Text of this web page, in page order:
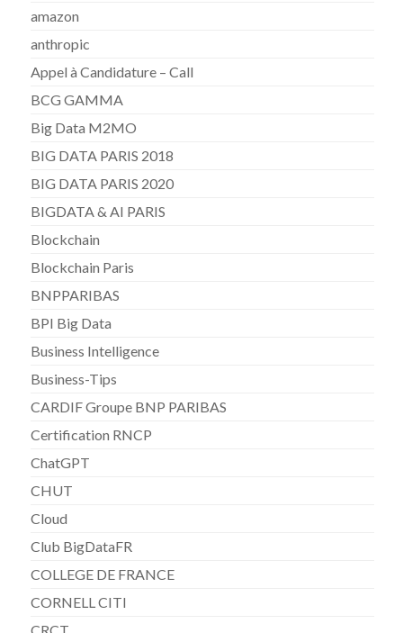
amazon
anthropic
Appel à Candidature – Call
BCG GAMMA
Big Data M2MO
BIG DATA PARIS 2018
BIG DATA PARIS 2020
BIGDATA & AI PARIS
Blockchain
Blockchain Paris
BNPPARIBAS
BPI Big Data
Business Intelligence
Business-Tips
CARDIF Groupe BNP PARIBAS
Certification RNCP
ChatGPT
CHUT
Cloud
Club BigDataFR
COLLEGE DE FRANCE
CORNELL CITI